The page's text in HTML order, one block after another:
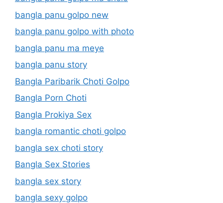
bangla panu golpo new
bangla panu golpo with photo
bangla panu ma meye
bangla panu story
Bangla Paribarik Choti Golpo
Bangla Porn Choti
Bangla Prokiya Sex
bangla romantic choti golpo
bangla sex choti story
Bangla Sex Stories
bangla sex story
bangla sexy golpo